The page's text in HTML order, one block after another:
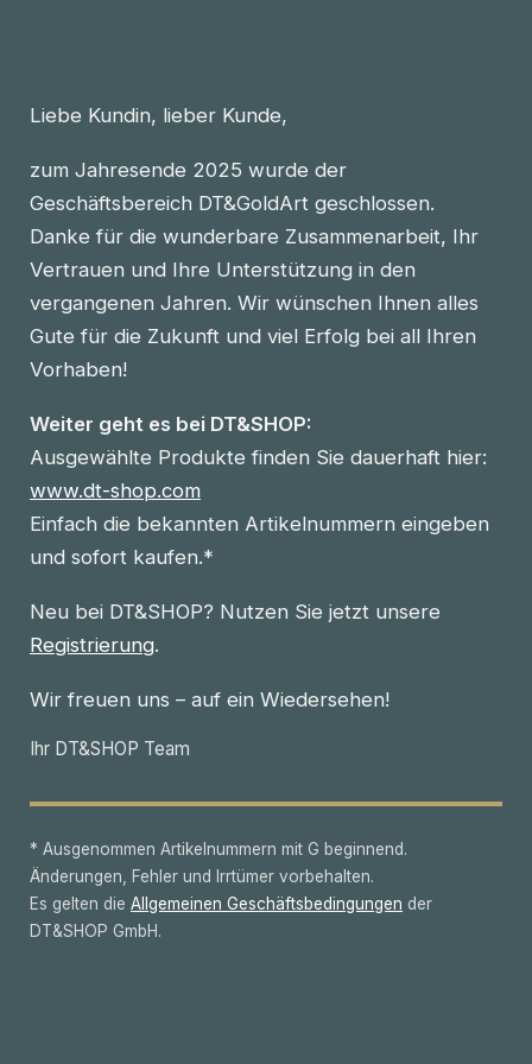
Liebe Kundin, lieber Kunde,
zum Jahresende 2025 wurde der
Geschäftsbereich DT&GoldArt geschlossen.
Danke für die wunderbare Zusammenarbeit, Ihr
Vertrauen und Ihre Unterstützung in den
vergangenen Jahren. Wir wünschen Ihnen alles
Gute für die Zukunft und viel Erfolg bei all Ihren
Vorhaben!
Weiter geht es bei DT&SHOP:
Ausgewählte Produkte finden Sie dauerhaft hier:
www.dt-shop.com
Einfach die bekannten Artikelnummern eingeben
und sofort kaufen.*
Neu bei DT&SHOP? Nutzen Sie jetzt unsere
Registrierung.
Wir freuen uns – auf ein Wiedersehen!
Ihr DT&SHOP Team
* Ausgenommen Artikelnummern mit G beginnend.
Änderungen, Fehler und Irrtümer vorbehalten.
Es gelten die Allgemeinen Geschäftsbedingungen der
DT&SHOP GmbH.